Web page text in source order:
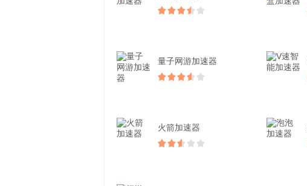
量子网游加速器
火箭加速器